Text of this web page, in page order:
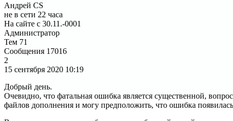
Андрей CS
не в сети 22 часа
На сайте с 30.11.-0001
Администратор
Тем 71
Сообщения 17016
2
15 сентября 2020 10:19
Добрый день.
Очевидно, что фатальная ошибка является существенной,
файлов дополнения и могу предположить, что ошибка